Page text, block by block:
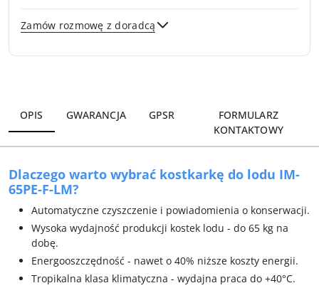
Zamów rozmowę z doradcą
OPIS GWARANCJA GPSR
FORMULARZ
KONTAKTOWY
Dlaczego warto wybrać kostkarkę do lodu IM-
65PE-F-LM?
Automatyczne czyszczenie i powiadomienia o konserwacji.
Wysoka wydajność produkcji kostek lodu - do 65 kg na
dobę.
Energooszczędność - nawet o 40% niższe koszty energii.
Tropikalna klasa klimatyczna - wydajna praca do +40°C.